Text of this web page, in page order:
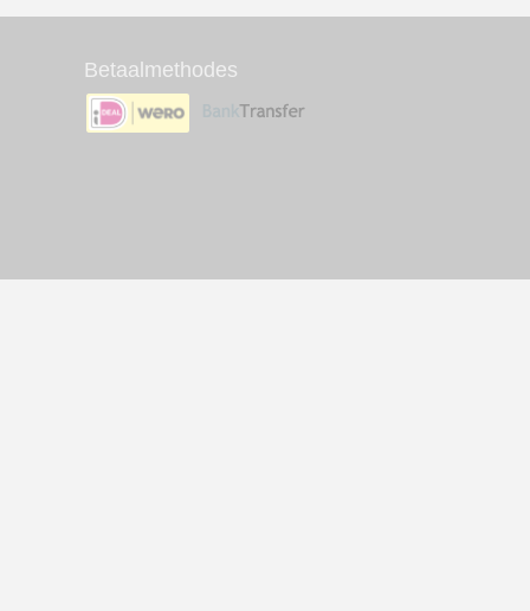
Betaalmethodes